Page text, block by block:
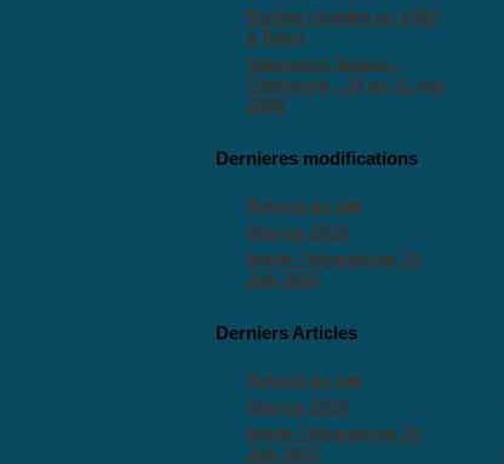
Morihei Ueshiba en 1960
à Tokyo
Nobuyoshi Tamura -
Cherbourg - 29 au 31 mai
2008
Dernieres modifications
Refonte du site
Reprise 2026
Article Télégramme 20
Juin 2025
Derniers Articles
Refonte du site
Reprise 2026
Article Télégramme 20
Juin 2025